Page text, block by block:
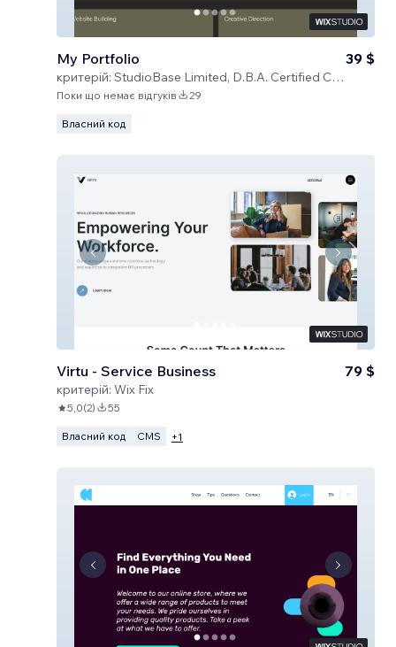
My Portfolio
критерій: StudioBase Limited, D.B.A. Certified Code
39 $
Поки що немає відгуків 29
Власний код
Virtu - Service Business
критерій: Wix Fix
79 $
5,0(2) 55
Власний код CMS +1